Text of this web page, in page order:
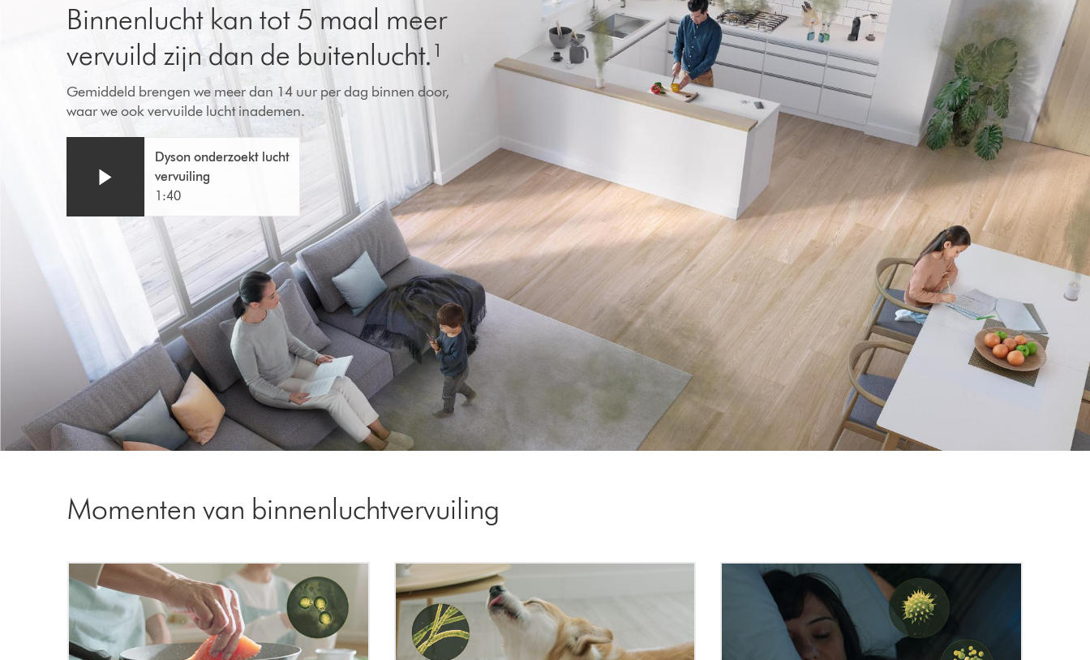
Binnenlucht kan tot 5 maal meer
vervuild zijn dan de buitenlucht.¹
Gemiddeld brengen we meer dan 14 uur per dag binnen door,
waar we ook vervuilde lucht inademen.
Transcript
Dyson onderzoekt lucht
vervuiling
1:40
Momenten van binnenluchtvervuiling